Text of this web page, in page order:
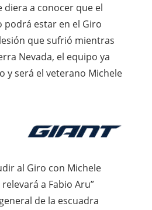
diera a conocer que el
podrá estar en el Giro
que sufrió mientras
Nevada, el equipo ya
y será el veterano Michele
al Giro con Michele
a Fabio Aru”
de la escuadra